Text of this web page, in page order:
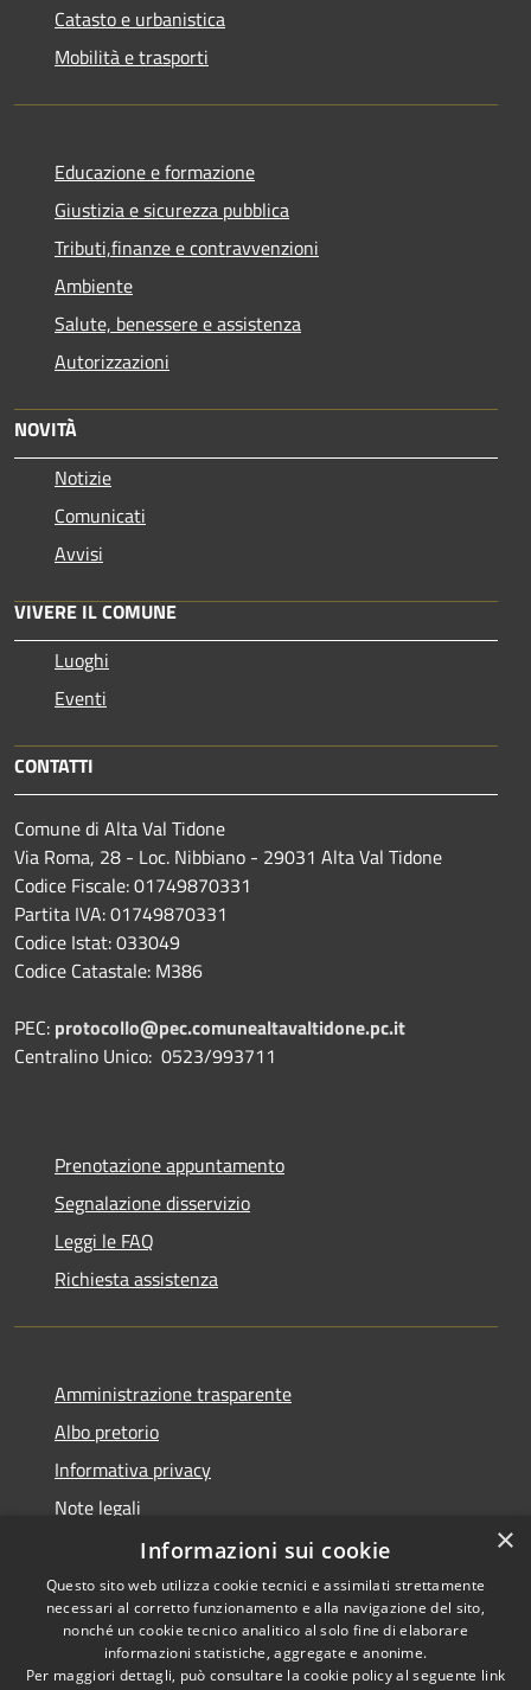
Catasto e urbanistica
Mobilità e trasporti
Educazione e formazione
Giustizia e sicurezza pubblica
Tributi,finanze e contravvenzioni
Ambiente
Salute, benessere e assistenza
Autorizzazioni
NOVITÀ
Notizie
Comunicati
Avvisi
VIVERE IL COMUNE
Luoghi
Eventi
CONTATTI
Comune di Alta Val Tidone
Via Roma, 28 - Loc. Nibbiano - 29031 Alta Val Tidone
Codice Fiscale: 01749870331
Partita IVA: 01749870331
Codice Istat: 033049
Codice Catastale: M386
PEC: protocollo@pec.comunealtavaltidone.pc.it
Centralino Unico: 0523/993711
Prenotazione appuntamento
Segnalazione disservizio
Leggi le FAQ
Richiesta assistenza
Amministrazione trasparente
Albo pretorio
Informativa privacy
Note legali
Dichiarazione di accessibilità
RSS
Copyright © 2026 • Comune di
×
Informazioni sui cookie
Questo sito web utilizza cookie tecnici e assimilati strettamente
necessari al corretto funzionamento e alla navigazione del sito,
nonché un cookie tecnico analitico al solo fine di elaborare
informazioni statistiche, aggregate e anonime.
Per maggiori dettagli, può consultare la cookie policy al seguente link